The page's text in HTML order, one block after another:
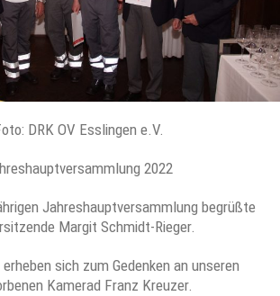
DRK OV Esslingen e.V.
2022
Jahreshauptversammlung begrüßte
Margit Schmidt-Rieger.
sich zum Gedenken an unseren
Kamerad Franz Kreuzer.